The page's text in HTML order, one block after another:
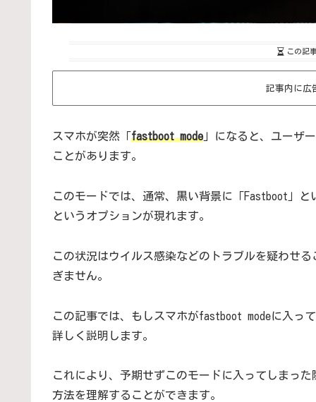
この記
記事内に広
スマホが突然「fastboot mode 」になると、ユーザ
ことがあります。
このモードでは、通常、黒い背景に「Fastboot」
というオプションが現れます。
この状況はウイルス感染などのトラブルを疑わせ
ぎません。
この記事では、もしスマホがfastboot modeに入っ
詳しく説明します。
これにより、予期せずこのモードに入ってしまっ
方法を理解することができます。